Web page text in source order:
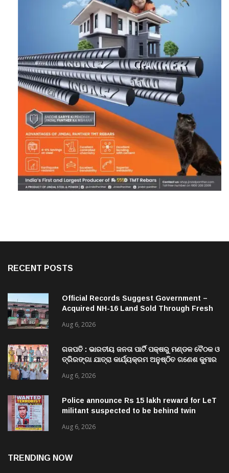
RECENT POSTS
Official Records Suggest Government –
Acquired NH-16 Land Sold Through Fresh
Revenue Lapses.
Aug 6, 2026
ଗଜପତି : ଭାରତୀୟ ଜନତା ପାର୍ଟି ପକ୍ଷରୁ ମଣ୍ଡଳ ବୈଠକ ଓ
ତ୍ରିରଙ୍ଗା ଯାତ୍ରା କାର୍ଯ୍ୟକ୍ରମ ଅନୁଷ୍ଠିତ ଗଣେଶ କୁମାର
Aug 6, 2026
Police announce Rs 15 lakh reward for LeT
militant suspected to be behind twin
Aug 6, 2026
TRENDING NOW